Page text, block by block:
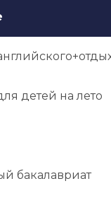
детей на лето
бакалавриат